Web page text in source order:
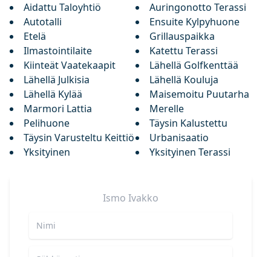
Aidattu Taloyhtiö
Auringonotto Terassi
Autotalli
Ensuite Kylpyhuone
Etelä
Grillauspaikka
Ilmastointilaite
Katettu Terassi
Kiinteät Vaatekaapit
Lähellä Golfkenttää
Lähellä Julkisia
Lähellä Kouluja
Lähellä Kylää
Maisemoitu Puutarha
Marmori Lattia
Merelle
Pelihuone
Täysin Kalustettu
Täysin Varusteltu Keittiö
Urbanisaatio
Yksityinen
Yksityinen Terassi
Ismo Ivakko